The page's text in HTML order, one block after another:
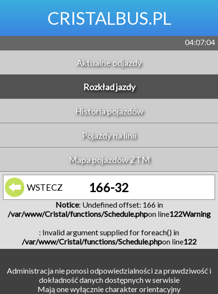
CRISTALBUS.PL
04:07:04
Aktualne odjazdy
Rozkład jazdy
Historia pojazdów
Pojazdy na linii
Mapa pojazdów ZTM
WSTECZ 166-32
Notice: Undefined offset: 166 in
/var/www/Cristal/functions/Schedule.phpon line122Warning
: Invalid argument supplied for foreach() in
/var/www/Cristal/functions/Schedule.phpon line122
Administracja nie ponosi odpowiedzialności za prawdziwość i
dokładność danych dostępnych w serwisie
Mają one wyłącznie charakter orientacyjny